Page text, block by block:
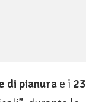
di pianura e i 23